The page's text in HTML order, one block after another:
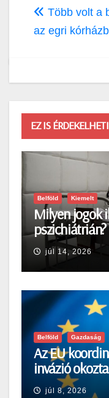
Több volt a
az egri
EZ IS ÉRDEKELHETI
Belföld Kiemelt
Milyen jogok
pszichiátrián?
júl 14, 2026
Belföld Gazdaság
Az EU
invázió
júl 8, 2026